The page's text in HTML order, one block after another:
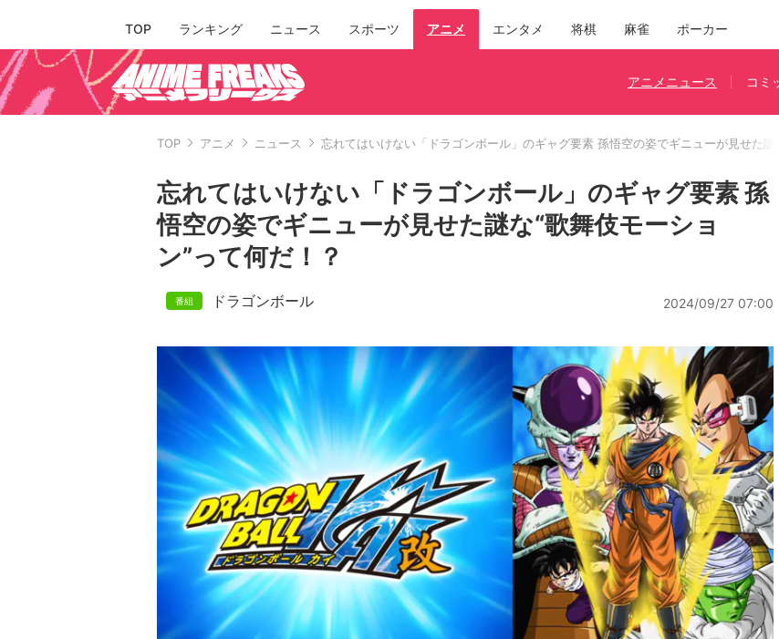
TOP ランキング ニュース スポーツ アニメ エンタメ 将棋 麻雀 ポーカー
アニメニュース コミ
TOP アニメ ニュース 忘れてはいけない「ドラゴンボール」のギャグ要素 孫悟空の姿でギニューが見せた謎
忘れてはいけない「ドラゴンボール」のギャグ要素 孫
悟空の姿でギニューが見せた謎な“歌舞伎モーショ
ン”って何だ！？
ドラゴンボール 2024/09/27 07:00